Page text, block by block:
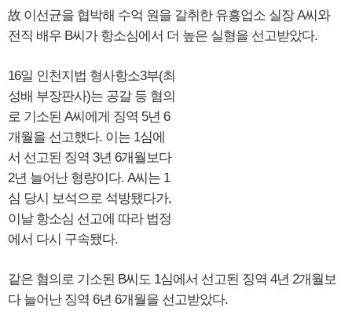
故 이선균을 협박해 수억 원을 갈취한 유흥업소 실장 A씨와
전직 배우 B씨가 항소심에서 더 높은 실형을 선고받았다.
16일 인천지법 형사항소3부(최
성배 부장판사)는 공갈 등 혐의
로 기소된 A씨에게 징역 5년 6
개월을 선고했다. 이는 1심에
서 선고된 징역 3년 6개월보다
2년 늘어난 형량이다. A씨는 1
심 당시 보석으로 석방됐다가,
이날 항소심 선고에 따라 법정
에서 다시 구속됐다.
같은 혐의로 기소된 B씨도 1심에서 선고된 징역 4년 2개월보
다 늘어난 징역 6년 6개월을 선고받았다.